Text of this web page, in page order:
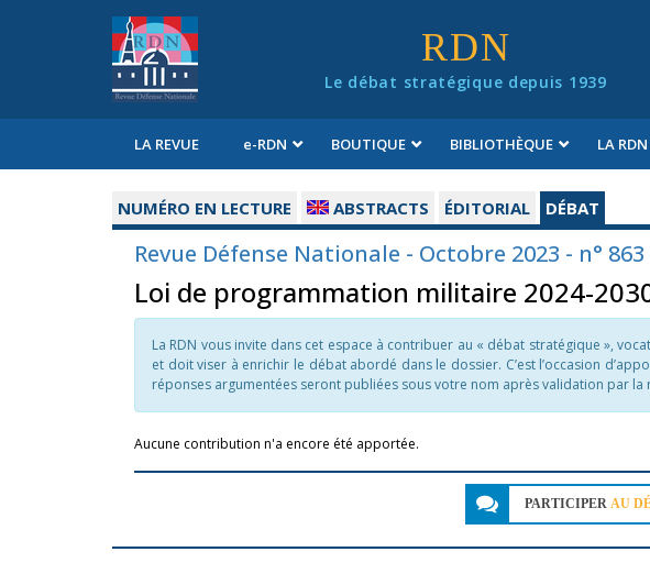
RDN
Le débat stratégique depuis 1939
LA REVUE e-RDN BOUTIQUE BIBLIOTHÈQUE LA RDN
NUMÉRO EN LECTURE ABSTRACTS ÉDITORIAL DÉBAT
Revue Défense Nationale - Octobre 2023 - n° 863
Loi de programmation militaire 2024-
La RDN vous invite dans cet espace à contribuer au « débat stratégique »,
et doit viser à enrichir le débat abordé dans le dossier. C’est l’occasion
réponses argumentées seront publiées sous votre nom après validation par la
Aucune contribution n'a encore été apportée.
PARTICIPER AU